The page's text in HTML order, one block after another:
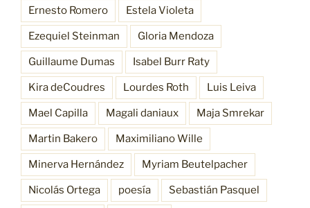
Ernesto Romero Estela Violeta
Ezequiel Steinman Gloria Mendoza
Guillaume Dumas Isabel Burr Raty
Kira deCoudres Lourdes Roth Luis Leiva
Mael Capilla Magali daniaux Maja Smrekar
Martin Bakero Maximiliano Wille
Minerva Hernández Myriam Beutelpacher
Nicolás Ortega poesía Sebastián Pasquel